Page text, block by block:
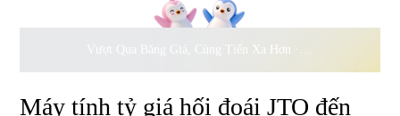
Vượt Qua Băng Giá, Cùng Tiến Xa Hơn ·500.000
Máy tính tỷ giá hối đoái JTO đến